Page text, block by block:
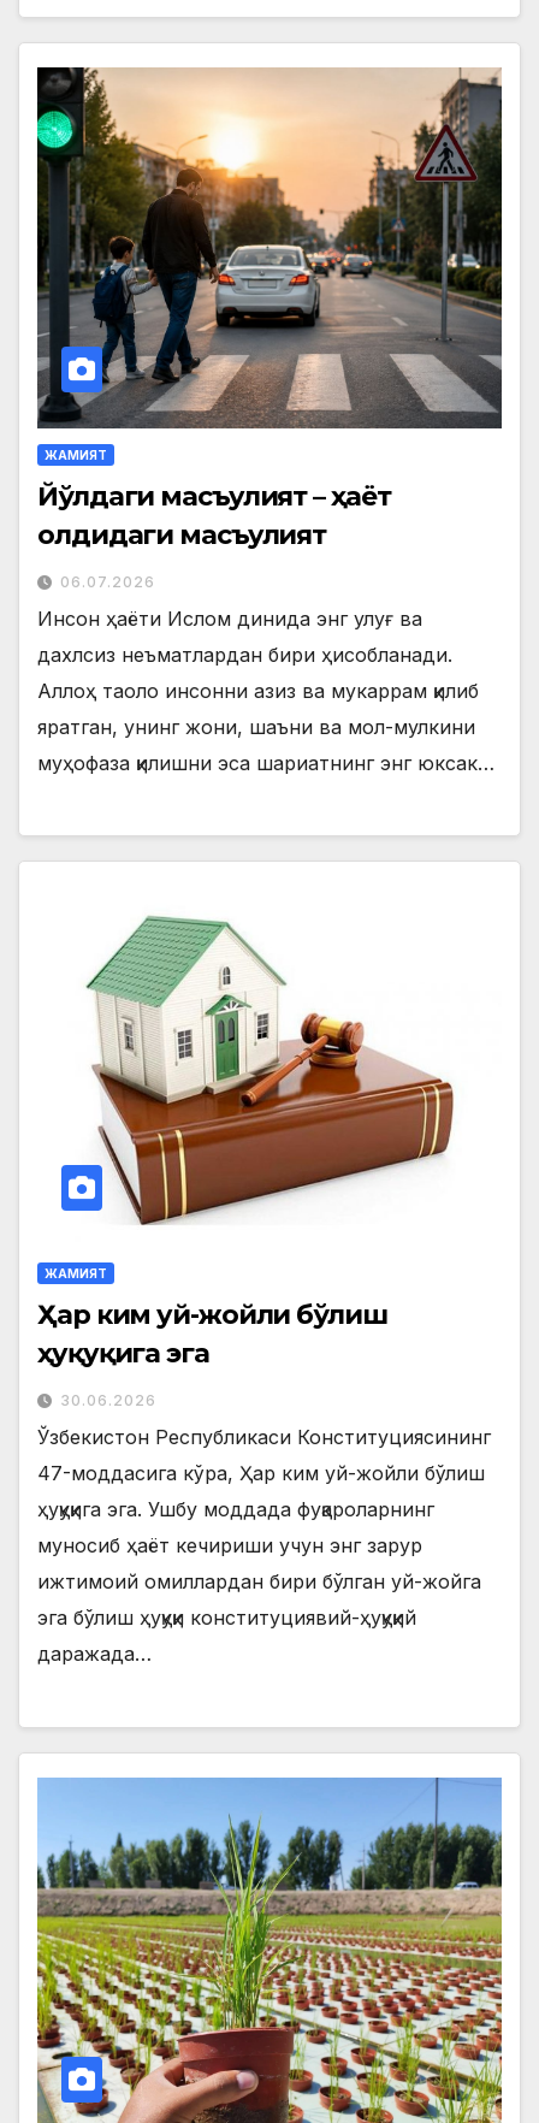
ЖАМИЯТ
Йўлдаги масъулият – ҳаёт
олдидаги масъулият
06.07.2026
Инсон ҳаёти Ислом динида энг улуғ ва
дахлсиз неъматлардан бири ҳисобланади.
Аллоҳ таоло инсонни азиз ва мукаррам қилиб
яратган, унинг жони, шаъни ва мол-мулкини
муҳофаза қилишни эса шариатнинг энг юксак…
ЖАМИЯТ
Ҳар ким уй-жойли бўлиш
ҳуқуқига эга
30.06.2026
Ўзбекистон Республикаси Конституциясининг
47-моддасига кўра, Ҳар ким уй-жойли бўлиш
ҳуқуқига эга. Ушбу моддада фуқароларнинг
муносиб ҳаёт кечириши учун энг зарур
ижтимоий омиллардан бири бўлган уй-жойга
эга бўлиш ҳуқуқи конституциявий-ҳуқуқий
даражада…